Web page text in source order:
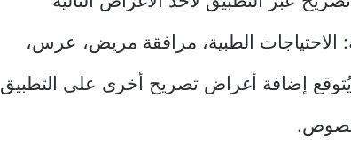
الاحتياجات الطبية، مرافقة مريض، عرس،
إضافة أغراض تصريح أخرى على التطبيق